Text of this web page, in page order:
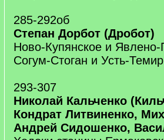
285-292об
Степан Дорбот (Дробот)
Ново-Купянское и Явлено-
Согум-Стоган и Усть-
293-307
Николай Кальченко
Кондрат Литвиненко,
Андрей Сидошенко,